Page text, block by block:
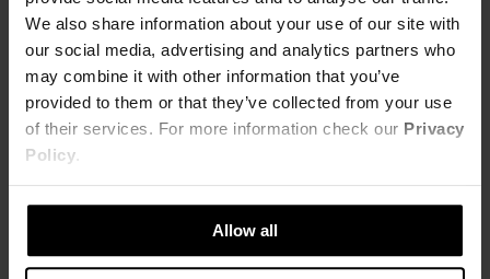
We also share information about your use of our site with
our social media, advertising and analytics partners who
may combine it with other information that you’ve
provided to them or that they’ve collected from your use
of their services. For more information check our Privacy
Policy.
Allow all
T-SHIRT LH CLUB SPRANY CZARNY
149,00 zł -60%
99,00 zł -61%
49,00 zł